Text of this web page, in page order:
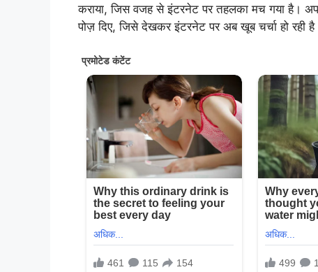
कराया, जिस वजह से इंटरनेट पर तहलका मच गया है।
पोज़ दिए, जिसे देखकर इंटरनेट पर अब खूब चर्चा हो रही